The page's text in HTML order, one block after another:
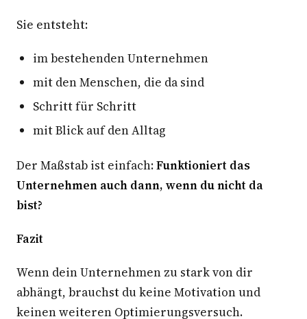
Sie entsteht:
im bestehenden Unternehmen
mit den Menschen, die da sind
Schritt für Schritt
mit Blick auf den Alltag
Der Maßstab ist einfach:Funktioniert das
Unternehmen auch dann, wenn du nicht da
bist?
Fazit
Wenn dein Unternehmen zu stark von dir
abhängt, brauchst du keine Motivation und
keinen weiteren Optimierungsversuch.